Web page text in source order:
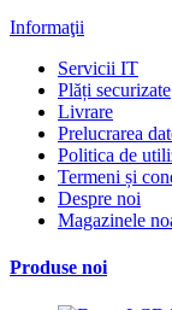
Informaţii
Servicii IT
Plăți securizate
Livrare
Prelucrarea
Politica de
Termeni și
Despre noi
Magazinele
Produse noi